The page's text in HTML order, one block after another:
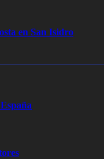
en San Isidro